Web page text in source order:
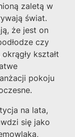
zaletą w
świat.
że jest on
czy
kształt
pokoju
na lata,
się jako